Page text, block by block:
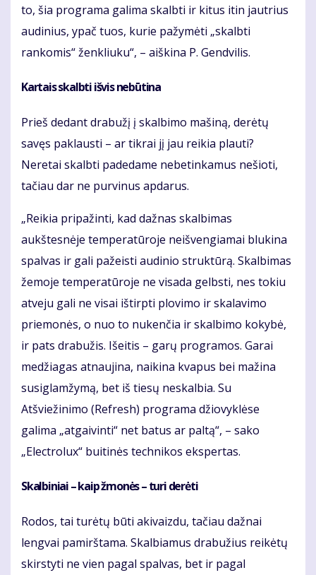
to, šia programa galima skalbti ir kitus itin jautrius
audinius, ypač tuos, kurie pažymėti „skalbti
rankomis“ ženkliuku“, – aiškina P. Gendvilis.
Kartais skalbti išvis nebūtina
Prieš dedant drabužį į skalbimo mašiną, derėtų
savęs paklausti – ar tikrai jį jau reikia plauti?
Neretai skalbti padedame nebetinkamus nešioti,
tačiau dar ne purvinus apdarus.
„Reikia pripažinti, kad dažnas skalbimas
aukštesnėje temperatūroje neišvengiamai blukina
spalvas ir gali pažeisti audinio struktūrą. Skalbimas
žemoje temperatūroje ne visada gelbsti, nes tokiu
atveju gali ne visai ištirpti plovimo ir skalavimo
priemonės, o nuo to nukenčia ir skalbimo kokybė,
ir pats drabužis. Išeitis – garų programos. Garai
medžiagas atnaujina, naikina kvapus bei mažina
susiglamžymą, bet iš tiesų neskalbia. Su
Atšviežinimo (Refresh) programa džiovyklėse
galima „atgaivinti“ net batus ar paltą“, – sako
„Electrolux“ buitinės technikos ekspertas.
Skalbiniai – kaip žmonės – turi derėti
Rodos, tai turėtų būti akivaizdu, tačiau dažnai
lengvai pamirštama. Skalbiamus drabužius reikėtų
skirstyti ne vien pagal spalvas, bet ir pagal